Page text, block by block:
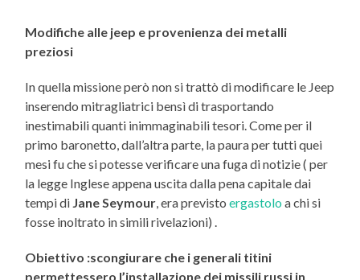
Modifiche alle jeep e provenienza dei metalli
preziosi
In quella missione però non si trattò di modificare le Jeep
inserendo mitragliatrici bensì di trasportando
inestimabili quanti inimmaginabili tesori. Come per il
primo baronetto, dall’altra parte, la paura per tutti quei
mesi fu che si potesse verificare una fuga di notizie ( per
la legge Inglese appena uscita dalla pena capitale dai
tempi di Jane Seymour, era previstoergastolo a chi si
fosse inoltrato in simili rivelazioni) .
Obiettivo :scongiurare che i generali titini
permettessero l’installazione dei missili russi in